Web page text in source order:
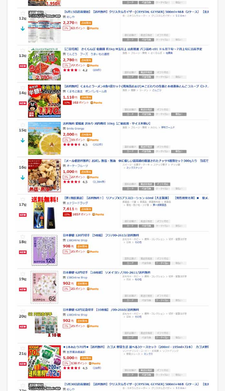
日
の
各
モ
ー
ル
の
デ
イ
リ
ー
ラ
ン
キ
ン
グ
3
ポ
ン
パ
レ
モ
リ
ラ
ン
キ
ン
グ
デ
ー
ベ
ー
ス